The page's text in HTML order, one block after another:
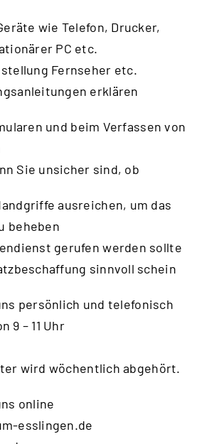
wie Telefon, Drucker,
PC etc.
Fernseher etc.
erklären
und beim Verfassen von
Sie unsicher sind, ob
ausreichen, um das
beheben
gerufen werden sollte
sinnvoll schein
persönlich und telefonisch
9 – 11 Uhr
wird wöchentlich abgehört.
online
esslingen.de